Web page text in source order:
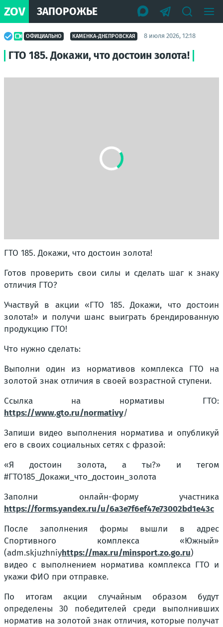
ZOV ЗАПОРОЖЬЕ
ОФИЦИАЛЬНО КАМЕНКА-ДНЕПРОВСКАЯ 8 июля 2026, 12:18
ГТО 185. Докажи, что достоин золота!
ГТО 185. Докажи, что достоин золота!
Готов проверить свои силы и сделать шаг к знаку
отличия ГТО?
Участвуй в акции «ГТО 185. Докажи, что достоин
золота!» и получи шанс выиграть брендированную
продукцию ГТО!
Что нужно сделать:
Выполни один из нормативов комплекса ГТО на
золотой знак отличия в своей возрастной ступени.
Ссылка на нормативы ГТО:
https://www.gto.ru/normativy/
Запиши видео выполнения норматива и опубликуй
его в своих социальных сетях с фразой:
«Я достоин золота, а ты?» и тегом
#ГТО185_Докажи_что_достоин_золота
Заполни онлайн-форму участника
https://forms.yandex.ru/u/6a3e7f6ef47e73002bd1e43c
После заполнения формы вышли в адрес
Спортивного комплекса «Южный»
(adm.skjuzhniyhttps://max.ru/minsport.zo.go.ru)
видео с выполнением норматива комплекса ГТО и
укажи ФИО при отправке.
По итогам акции случайным образом будут
определены 30 победителей среди выполнивших
норматив на золотой знак отличия, которые получат